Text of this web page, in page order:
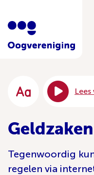
Tegenwoordig
regelen via